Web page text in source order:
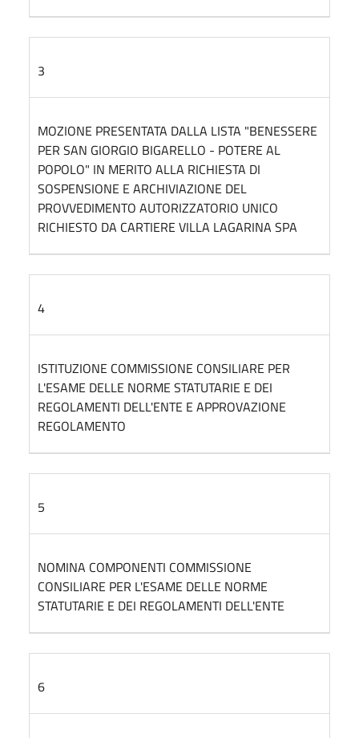
3
MOZIONE PRESENTATA DALLA LISTA "BENESSERE
PER SAN GIORGIO BIGARELLO - POTERE AL
POPOLO" IN MERITO ALLA RICHIESTA DI
SOSPENSIONE E ARCHIVIAZIONE DEL
PROVVEDIMENTO AUTORIZZATORIO UNICO
RICHIESTO DA CARTIERE VILLA LAGARINA SPA
4
ISTITUZIONE COMMISSIONE CONSILIARE PER
L'ESAME DELLE NORME STATUTARIE E DEI
REGOLAMENTI DELL'ENTE E APPROVAZIONE
REGOLAMENTO
5
NOMINA COMPONENTI COMMISSIONE
CONSILIARE PER L'ESAME DELLE NORME
STATUTARIE E DEI REGOLAMENTI DELL'ENTE
6